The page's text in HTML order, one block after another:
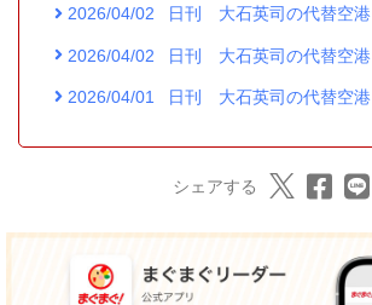
2026/04/02 日刊 大石英司の代替空港
2026/04/02 日刊 大石英司の代替空港
2026/04/01 日刊 大石英司の代替空港
シェアする